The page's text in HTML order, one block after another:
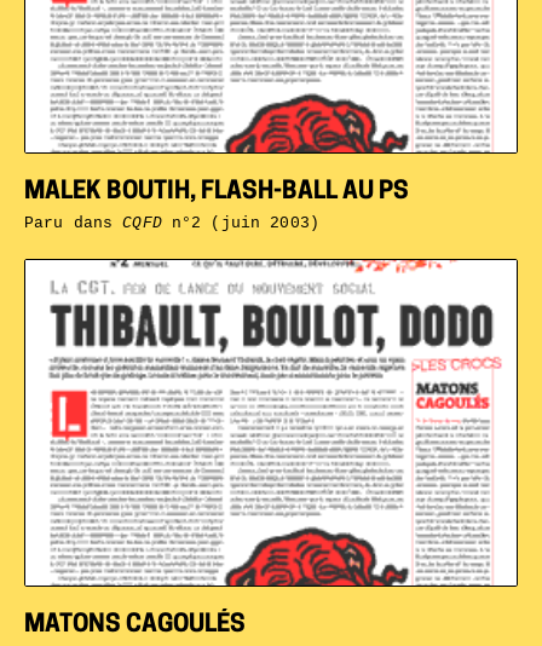
MATONS CAGOULÉS
MALEK BOUTIH, FLASH-BALL AU PS
Paru dansCQFDn°2 (juin 2003)